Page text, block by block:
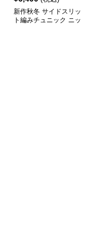
新作秋冬 サイドスリッ
ト編みチュニック ニッ